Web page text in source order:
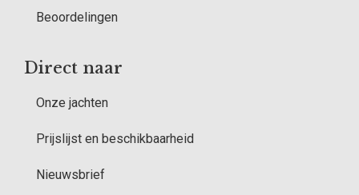
Beoordelingen
Direct naar
Onze jachten
Prijslijst en beschikbaarheid
Nieuwsbrief